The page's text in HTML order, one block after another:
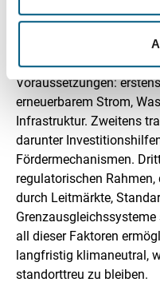
investieren, sichern sie
zögert, riskiert höhere
Damit die
Voraussetzungen:
erneuerbarem Strom,
Infrastruktur. Zweitens
darunter
Fördermechanismen.
regulatorischen
durch Leitmärkte,
all dieser Faktoren
langfristig klimaneutral,
standorttreu zu bleiben.